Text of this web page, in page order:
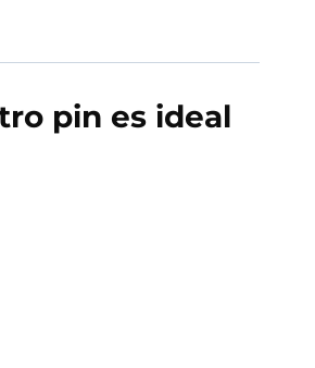
pin es ideal